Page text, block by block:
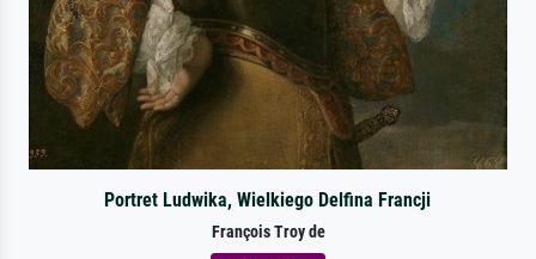
Portret Ludwika, Wielkiego Delfina Francji
François Troy de